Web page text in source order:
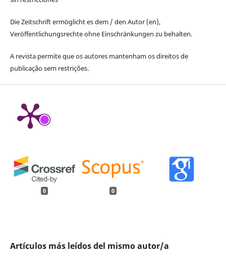
Die Zeitschrift ermöglicht es dem / den Autor (en),
Veröffentlichungsrechte ohne Einschränkungen zu behalten.
A revista permite que os autores mantenham os direitos de
publicação sem restrições.
0 0
Artículos más leídos del mismo autor/a